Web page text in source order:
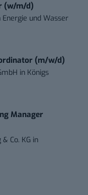
(w/m/d)
Energie und Wasser
(m/w/d)
in Königs
Manager
Co. KG in